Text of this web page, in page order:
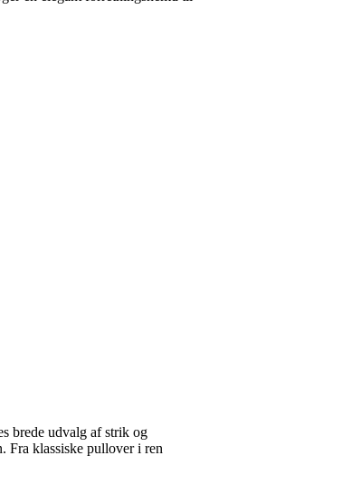
brede udvalg af strik og
Fra klassiske pullover i ren